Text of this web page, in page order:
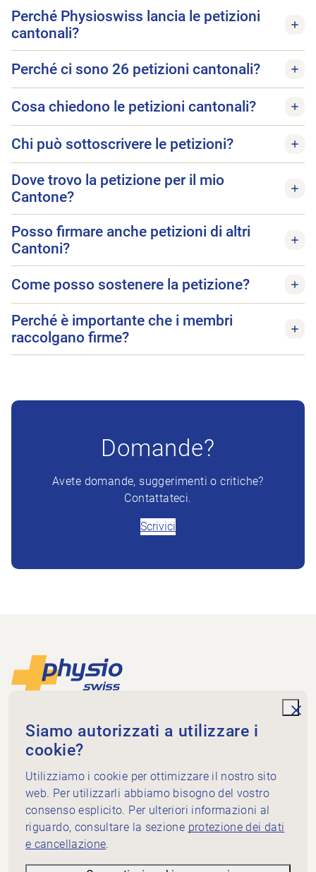
Perché Physioswiss lancia le petizioni
cantonali?
Perché ci sono 26 petizioni cantonali?
Cosa chiedono le petizioni cantonali?
Chi può sottoscrivere le petizioni?
Dove trovo la petizione per il mio
Cantone?
Posso firmare anche petizioni di altri
Cantoni?
Come posso sostenere la petizione?
Perché è importante che i membri
raccolgano firme?
Domande?
Avete domande, suggerimenti o critiche?
Contattateci.
Scrivici
Piè di pagina
Physioswiss
Dammweg 3
3013 Bern
+41 58 255 36 00
info@physioswiss.ch
Media sociali
Informazioni importanti
Conoscenze
Servizi
Siamo autorizzati a utilizzare i
cookie?
Utilizziamo i cookie per ottimizzare il nostro sito
web. Per utilizzarli abbiamo bisogno del vostro
consenso esplicito. Per ulteriori informazioni al
riguardo, consultare la sezione protezione dei dati
e cancellazione.